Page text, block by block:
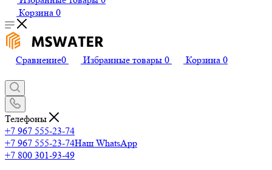
Корзина 0
Сравнение0 Избранные товары 0 Корзина 0
Телефоны
+7 967 555-23-74
+7 967 555-23-74Наш WhatsApp
+7 800 301-93-49